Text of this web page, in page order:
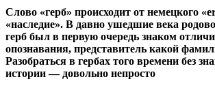
Слово «герб» происходит от немецкого
«наследие». В давно ушедшие века
герб был в первую очередь знаком
опознавания, представитель какой
Разобраться в гербах того времени без
истории — довольно непросто